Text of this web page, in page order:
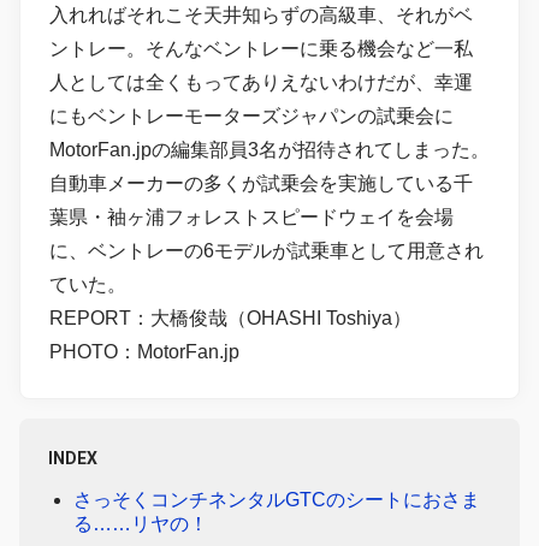
入れればそれこそ天井知らずの高級車、それがベ
ントレー。そんなベントレーに乗る機会など一私
人としては全くもってありえないわけだが、幸運
にもベントレーモーターズジャパンの試乗会に
MotorFan.jpの編集部員3名が招待されてしまった。
自動車メーカーの多くが試乗会を実施している千
葉県・袖ヶ浦フォレストスピードウェイを会場
に、ベントレーの6モデルが試乗車として用意され
ていた。
REPORT：大橋俊哉（OHASHI Toshiya）
PHOTO：MotorFan.jp
INDEX
さっそくコンチネンタルGTCのシートにおさま
る……リヤの！